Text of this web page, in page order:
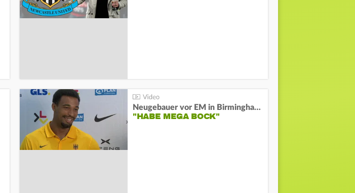
Neugebauer vor EM in Birmingham:
"HABE MEGA BOCK"